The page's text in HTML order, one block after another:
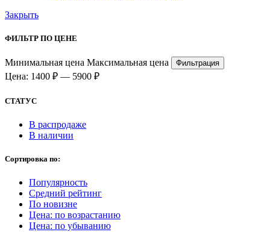
Закрыть
ФИЛЬТР ПО ЦЕНЕ
Минимальная цена Максимальная цена Фильтрация
Цена: 1400 ₽ — 5900 ₽
СТАТУС
В распродаже
В наличии
Сортировка по:
Популярность
Средний рейтинг
По новизне
Цена: по возрастанию
Цена: по убыванию